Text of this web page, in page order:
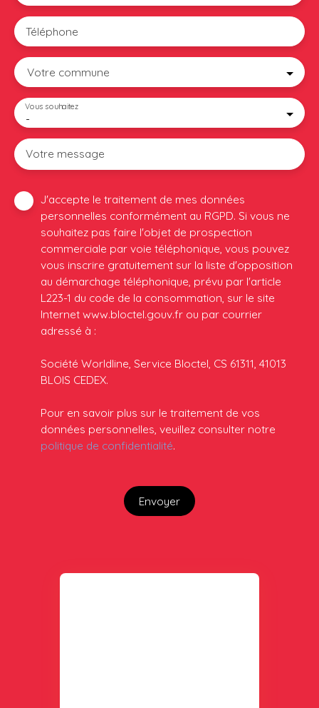
Téléphone
Votre commune
-
Vous souhaitez
Votre message
J'accepte le traitement de mes données
personnelles conformément au RGPD. Si vous ne
souhaitez pas faire l'objet de prospection
commerciale par voie téléphonique, vous pouvez
vous inscrire gratuitement sur la liste d'opposition
au démarchage téléphonique, prévu par l'article
L223-1 du code de la consommation, sur le site
Internet www.bloctel.gouv.fr ou par courrier
adressé à :
Société Worldline, Service Bloctel, CS 61311, 41013
BLOIS CEDEX.
Pour en savoir plus sur le traitement de vos
données personnelles, veuillez consulter notre
politique de confidentialité.
Envoyer